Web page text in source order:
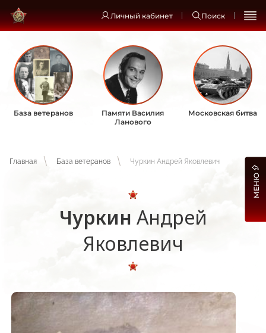
Личный кабинет Поиск
База ветеранов
Памяти Василия
Ланового
Московская битва
Главная База ветеранов Чуркин Андрей Яковлевич
Чуркин Андрей
Яковлевич
МЕНЮ